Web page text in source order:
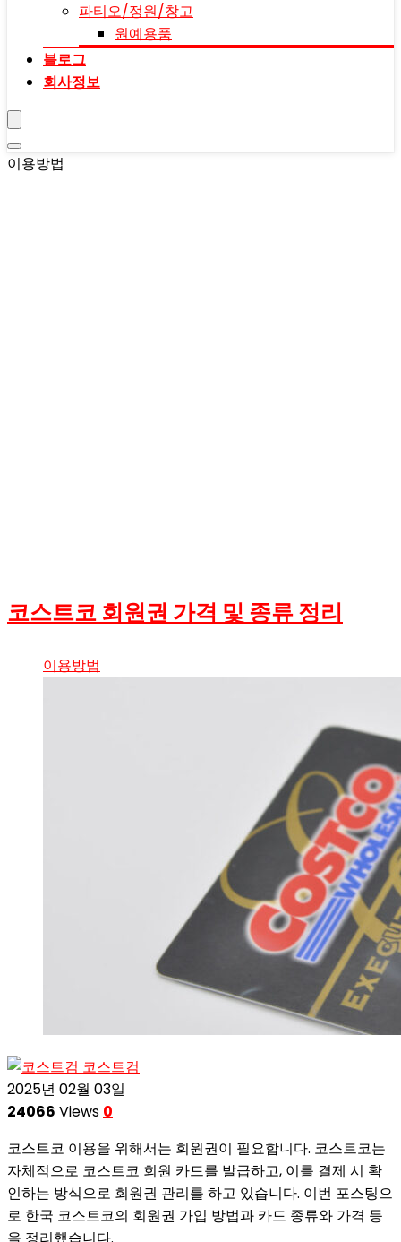
파티오/정원/창고
원예용품
블로그
회사정보
이용방법
코스트코 회원권 가격 및 종류 정리
이용방법
코스트컴
2025년 02월 03일
24066 Views 0
코스트코 이용을 위해서는 회원권이 필요합니다. 코스트코는
자체적으로 코스트코 회원 카드를 발급하고, 이를 결제 시 확
인하는 방식으로 회원권 관리를 하고 있습니다. 이번 포스팅으
로 한국 코스트코의 회원권 가입 방법과 카드 종류와 가격 등